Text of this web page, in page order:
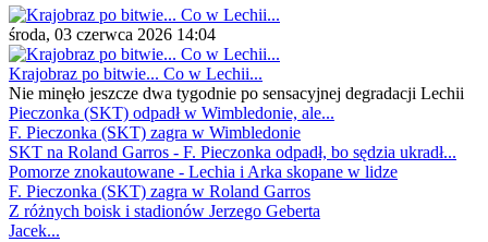
środa, 03 czerwca 2026 14:04
Krajobraz po bitwie... Co w Lechii...
Nie minęło jeszcze dwa tygodnie po sensacyjnej degradacji Lechii
Pieczonka (SKT) odpadł w Wimbledonie, ale...
F. Pieczonka (SKT) zagra w Wimbledonie
SKT na Roland Garros - F. Pieczonka odpadł, bo sędzia ukradł...
Pomorze znokautowane - Lechia i Arka skopane w lidze
F. Pieczonka (SKT) zagra w Roland Garros
Z różnych boisk i stadionów Jerzego Geberta
Jacek...